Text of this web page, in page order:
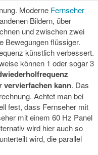
Moderne Fernseher
Bildern, über
und zwischen zwei
Bewegungen flüssiger.
künstlich verbessert.
können 1 oder sogar 3
vervierfachen kann. Das
Achtet man bei
fest, dass Fernseher mit
mit einem 60 Hz Panel
wird hier auch so
wird, die parallel